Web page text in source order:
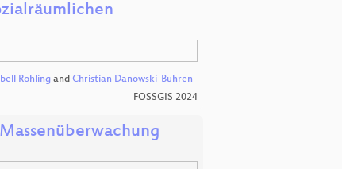
Rohlingand Christian Danowski-Buhren
FOSSGIS 2024